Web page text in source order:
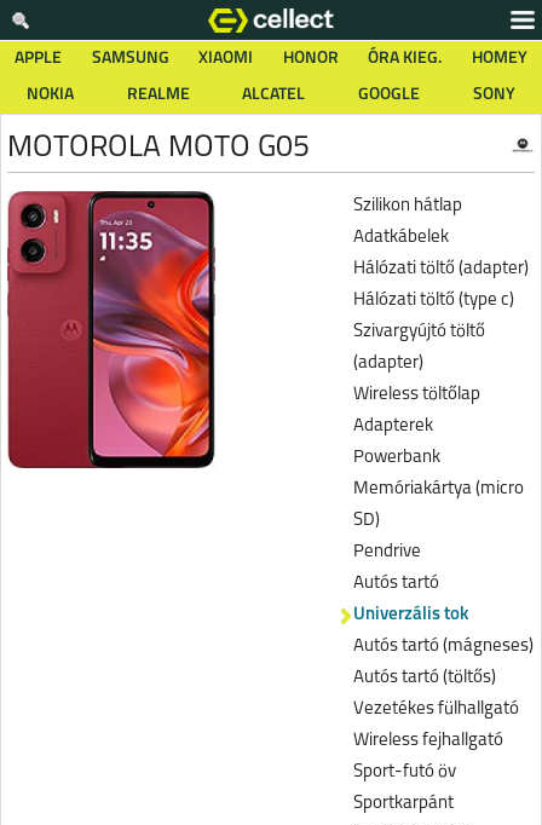
APPLE SAMSUNG XIAOMI HONOR ÓRA KIEG.
HOMEY
NOKIA
REALME ALCATEL GOOGLE SONY
MOTOROLA MOTO G05
Szilikon hátlap
Adatkábelek
Hálózati töltő (adapter)
Hálózati töltő (type c)
Szivargyújtó töltő
(adapter)
Wireless töltőlap
Adapterek
Powerbank
Memóriakártya (micro
SD)
Pendrive
Autós tartó
Univerzális tok
Autós tartó (mágneses)
Autós tartó (töltős)
Vezetékes fülhallgató
Wireless fejhallgató
Sport-futó öv
Sportkarpánt